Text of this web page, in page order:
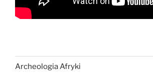
Archeologia Afryki